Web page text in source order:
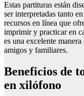
Estas partituras están
ser interpretadas tanto
recursos en línea que
imprimir y practicar en
es una excelente
amigos y familiares.
Beneficios de
en xilófono